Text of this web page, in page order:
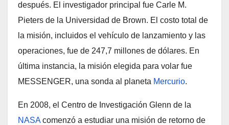
después. El investigador principal fue Carle M.
Pieters de la Universidad de Brown. El costo total de
la misión, incluidos el vehículo de lanzamiento y las
operaciones, fue de 247,7 millones de dólares. En
última instancia, la misión elegida para volar fue
MESSENGER, una sonda al planeta Mercurio.
En 2008, el Centro de Investigación Glenn de la
NASAcomenzó a estudiar una misión de retorno de